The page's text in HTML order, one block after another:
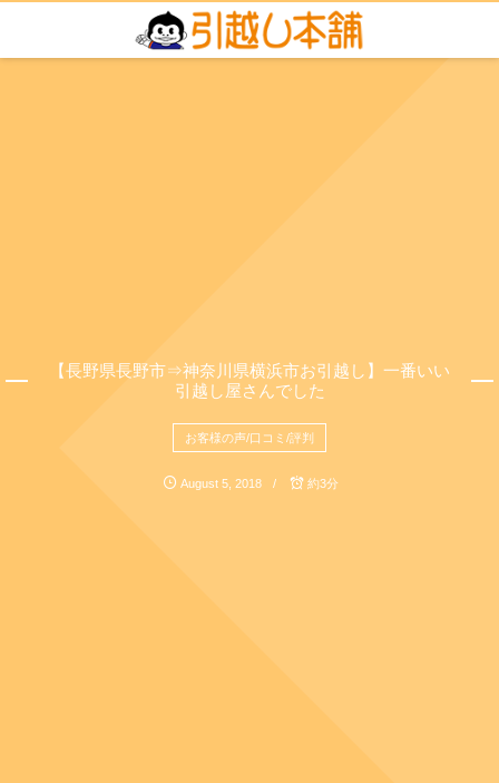
【長野県長野市⇒神奈川県横浜市お引越し】一番いい
引越し屋さんでした
お客様の声/口コミ/評判
August 5 2018 約3分